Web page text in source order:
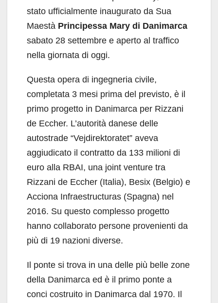
stato ufficialmente inaugurato da Sua
Maestà Principessa Mary di Danimarca
sabato 28 settembre e aperto al traffico
nella giornata di oggi.
Questa opera di ingegneria civile,
completata 3 mesi prima del previsto, è il
primo progetto in Danimarca per Rizzani
de Eccher. L’autorità danese delle
autostrade “Vejdirektoratet” aveva
aggiudicato il contratto da 133 milioni di
euro alla RBAI, una joint venture tra
Rizzani de Eccher (Italia), Besix (Belgio) e
Acciona Infraestructuras (Spagna) nel
2016. Su questo complesso progetto
hanno collaborato persone provenienti da
più di 19 nazioni diverse.
Il ponte si trova in una delle più belle zone
della Danimarca ed è il primo ponte a
conci costruito in Danimarca dal 1970. Il